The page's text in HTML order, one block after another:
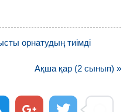
орнатудың тиімді
Ақша қар (2 сынып) »